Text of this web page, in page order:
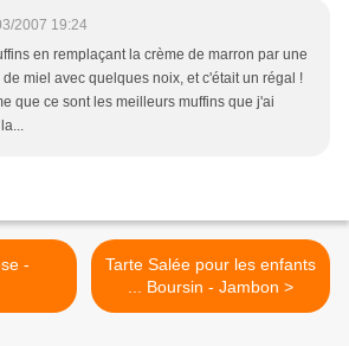
2007 19:24
en remplaçant la crème de marron par une
miel avec quelques noix, et c'était un régal !
que ce sont les meilleurs muffins que j'ai
Tarte Salée pour les enfants
... Boursin - Jambon >